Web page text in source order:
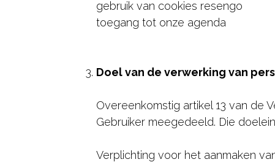
gebruik van cookies resengo
toegang tot onze agenda
Doel van de verwerking van
Overeenkomstig artikel 13 van de
Gebruiker meegedeeld. Die
Verplichting voor het aanmaken